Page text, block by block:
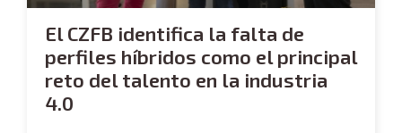
El CZFB identifica la falta de
perfiles híbridos como el principal
reto del talento en la industria
4.0